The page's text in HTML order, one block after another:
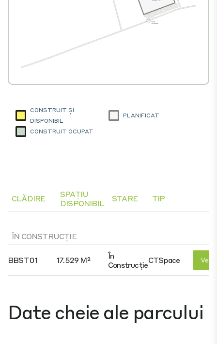
CONSTRUIT ȘI
DISPONIBIL
PLANIFICAT
CONSTRUIT OCUPAT
CLĂDIRE
SPAȚIU
DISPONIBIL
STARE TIP
ÎN CONSTRUCȚIE
BBST01 17.529 M²
În
ConstrucțieCTSpace Vezi
Date cheie ale parcului